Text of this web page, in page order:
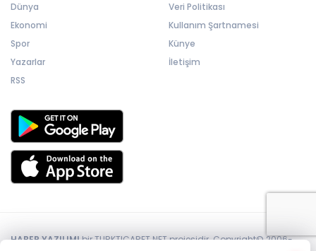
Dünya
Ekonomi
Spor
Yazarlar
RSS
Veri Politikası
Kullanım Şartnamesi
Künye
İletişim
HABER YAZILIMIbir TURKTICARET.NET projesidir. Copyright© 2006-